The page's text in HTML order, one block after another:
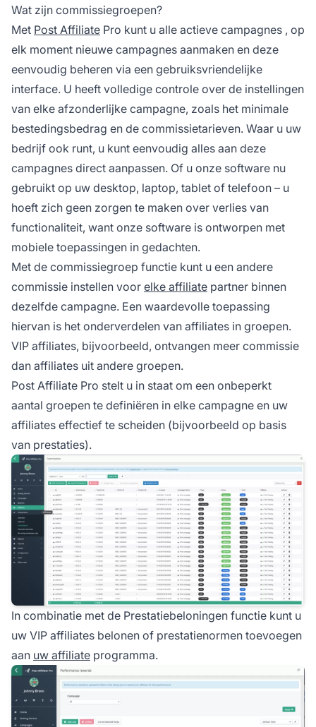
Wat zijn commissiegroepen?
Met Post Affiliate Pro kunt u alle actieve campagnes , op
elk moment nieuwe campagnes aanmaken en deze
eenvoudig beheren via een gebruiksvriendelijke
interface. U heeft volledige controle over de instellingen
van elke afzonderlijke campagne, zoals het minimale
bestedingsbedrag en de commissietarieven. Waar u uw
bedrijf ook runt, u kunt eenvoudig alles aan deze
campagnes direct aanpassen. Of u onze software nu
gebruikt op uw desktop, laptop, tablet of telefoon – u
hoeft zich geen zorgen te maken over verlies van
functionaliteit, want onze software is ontworpen met
mobiele toepassingen in gedachten.
Met de commissiegroep functie kunt u een andere
commissie instellen voor elke affiliate partner binnen
dezelfde campagne. Een waardevolle toepassing
hiervan is het onderverdelen van affiliates in groepen.
VIP affiliates, bijvoorbeeld, ontvangen meer commissie
dan affiliates uit andere groepen.
Post Affiliate Pro stelt u in staat om een onbeperkt
aantal groepen te definiëren in elke campagne en uw
affiliates effectief te scheiden (bijvoorbeeld op basis
van prestaties).
In combinatie met de Prestatiebeloningen functie kunt u
uw VIP affiliates belonen of prestatienormen toevoegen
aan uw affiliate programma.